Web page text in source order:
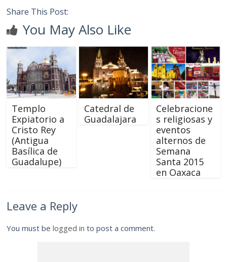
Share This Post:
You May Also Like
Templo
Expiatorio a
Cristo Rey
(Antigua
Basílica de
Guadalupe)
Catedral de
Guadalajara
Celebracione
s religiosas y
eventos
alternos de
Semana
Santa 2015
en Oaxaca
Leave a Reply
You must belogged in to post a comment.